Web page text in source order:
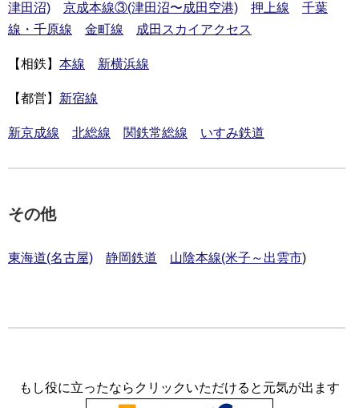
津田沼) 京成本線③(津田沼〜成田空港) 押上線
千葉
線・千原線
金町線 成田スカイアクセス
【相鉄】 本線 新横浜線
【都営】 新宿線
新京成線 北総線 関鉄常総線 いすみ鉄道
その他
東海道(名古屋) 静岡鉄道 山陰本線(米子～出雲市)
もし役に立ったならクリックいただけると元気が出ます